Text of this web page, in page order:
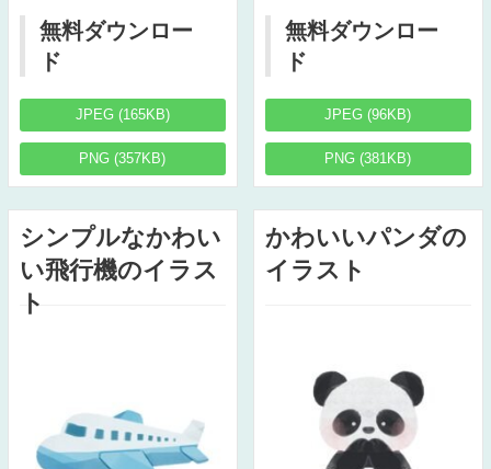
無料ダウンロー
ド
JPEG (165KB)
PNG (357KB)
無料ダウンロー
ド
JPEG (96KB)
PNG (381KB)
シンプルなかわい
い飛行機のイラス
ト
かわいいパンダの
イラスト